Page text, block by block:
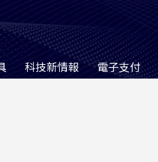
科技新情報 電子支付